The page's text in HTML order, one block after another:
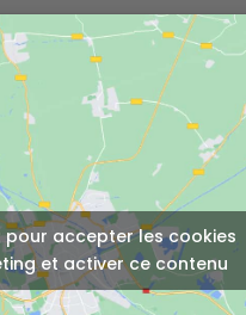
pour accepter les cookies
et activer ce contenu